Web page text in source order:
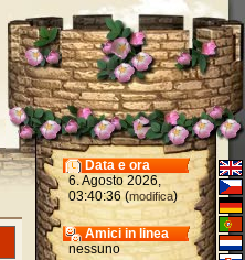
Data e ora
6. Agosto 2026,
03:40:36 (modifica)
Amici in linea
nessuno